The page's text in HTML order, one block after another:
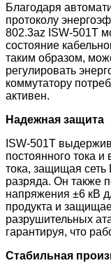
Благодаря
протоколу
802.3az ISW-501T
состояние
таким образом,
регулировать
коммутатору
активен.
Надежная защита
ISW-501T
постоянного тока
тока, защищая сеть
разряда. Он также
напряжения ±6 кВ
продукта и
разрушительных
гарантируя, что
Стабильная